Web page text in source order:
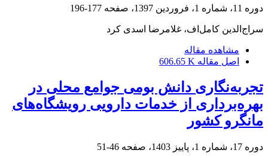
دوره 11، شماره 1، فروردین 1397، صفحه 177-196
سراج‌الدین کامل‌اف، غلامرضا اسدی کرد
مشاهده مقاله
اصل مقاله 606.65 K
تجربه‌نگاری دانش بومی جوامع محلی در
بهره‌برداری از خدمات دارویی رویشگاه‌های
مانگرو کشور
دوره 17، شماره 1، پاییز 1403، صفحه 46-51